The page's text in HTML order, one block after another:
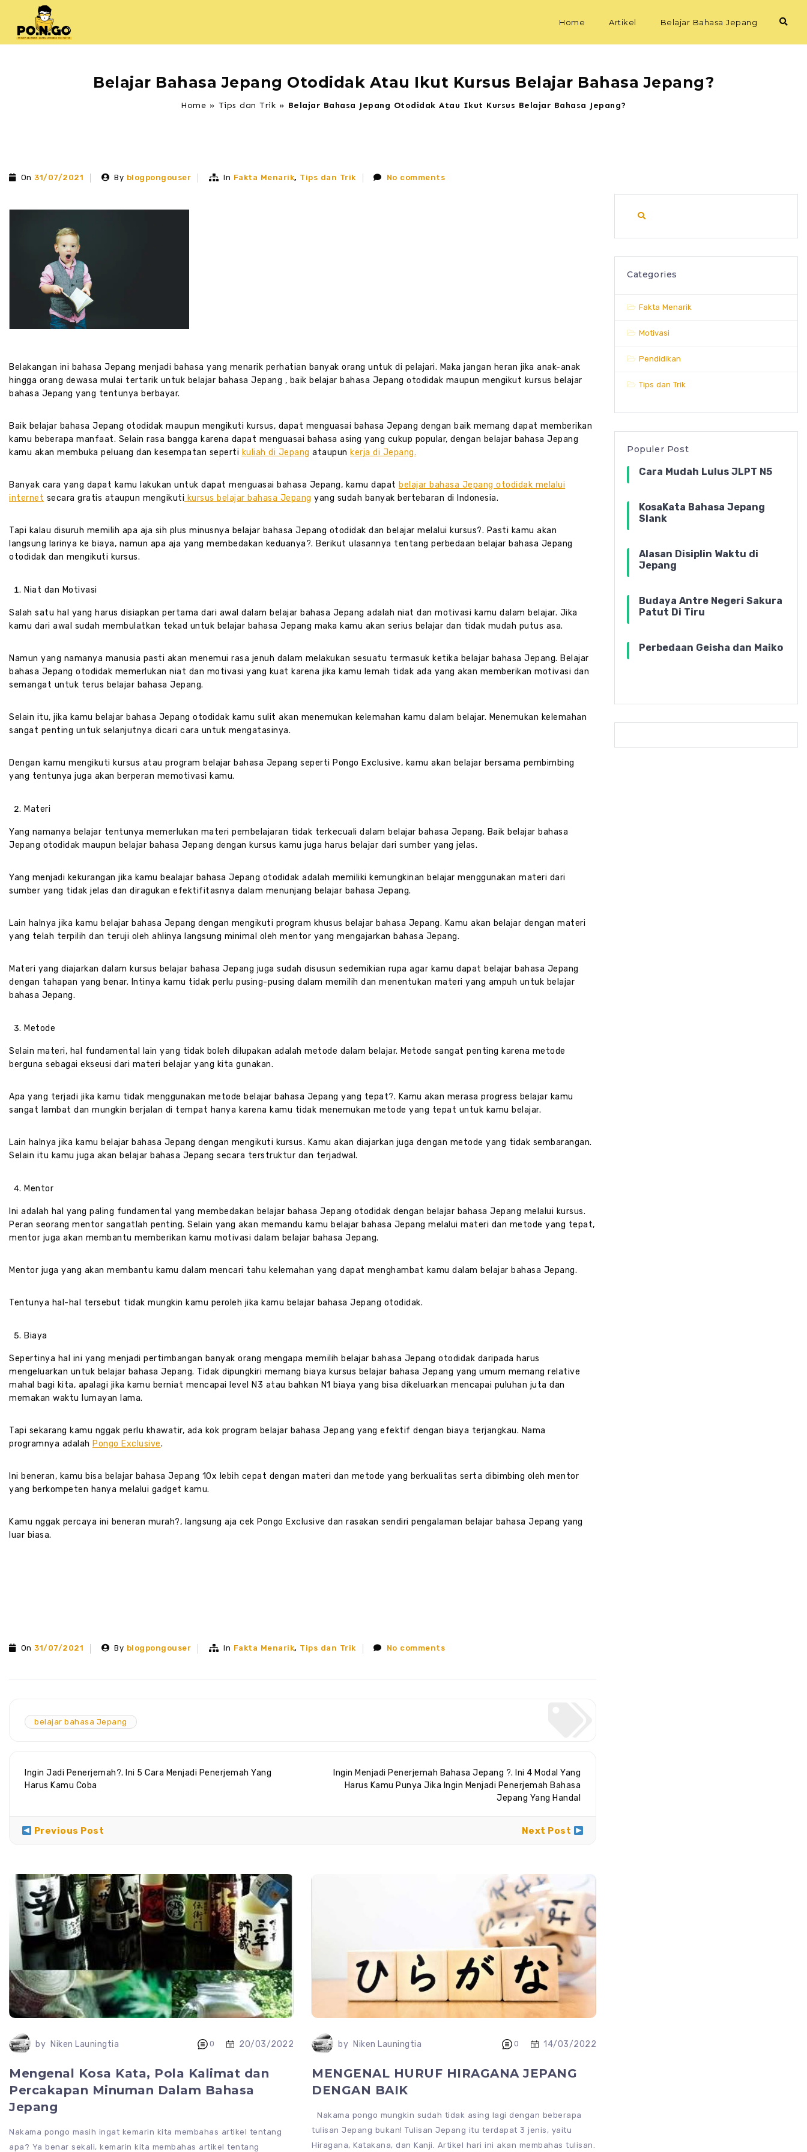
Home Artikel Belajar Bahasa Jepang
Belajar Bahasa Jepang Otodidak Atau Ikut Kursus Belajar Bahasa Jepang?
Home » Tips dan Trik » Belajar Bahasa Jepang Otodidak Atau Ikut Kursus Belajar Bahasa Jepang?
On 31/07/2021 By blogpongouser In Fakta Menarik, Tips dan Trik No comments
Belakangan ini bahasa Jepang menjadi bahasa yang menarik perhatian banyak orang untuk di pelajari. Maka jangan heran jika anak-anak
hingga orang dewasa mulai tertarik untuk belajar bahasa Jepang , baik belajar bahasa Jepang otodidak maupun mengikut kursus belajar
bahasa Jepang yang tentunya berbayar.
Baik belajar bahasa Jepang otodidak maupun mengikuti kursus, dapat menguasai bahasa Jepang dengan baik memang dapat memberikan
kamu beberapa manfaat. Selain rasa bangga karena dapat menguasai bahasa asing yang cukup popular, dengan belajar bahasa Jepang
kamu akan membuka peluang dan kesempatan seperti kuliah di Jepang ataupun kerja di Jepang.
Banyak cara yang dapat kamu lakukan untuk dapat menguasai bahasa Jepang, kamu dapat belajar bahasa Jepang otodidak melalui
internet secara gratis ataupun mengikuti kursus belajar bahasa Jepang yang sudah banyak bertebaran di Indonesia.
Tapi kalau disuruh memilih apa aja sih plus minusnya belajar bahasa Jepang otodidak dan belajar melalui kursus?. Pasti kamu akan
langsung larinya ke biaya, namun apa aja yang membedakan keduanya?. Berikut ulasannya tentang perbedaan belajar bahasa Jepang
otodidak dan mengikuti kursus.
Niat dan Motivasi
Salah satu hal yang harus disiapkan pertama dari awal dalam belajar bahasa Jepang adalah niat dan motivasi kamu dalam belajar. Jika
kamu dari awal sudah membulatkan tekad untuk belajar bahasa Jepang maka kamu akan serius belajar dan tidak mudah putus asa.
Namun yang namanya manusia pasti akan menemui rasa jenuh dalam melakukan sesuatu termasuk ketika belajar bahasa Jepang. Belajar
bahasa Jepang otodidak memerlukan niat dan motivasi yang kuat karena jika kamu lemah tidak ada yang akan memberikan motivasi dan
semangat untuk terus belajar bahasa Jepang.
Selain itu, jika kamu belajar bahasa Jepang otodidak kamu sulit akan menemukan kelemahan kamu dalam belajar. Menemukan kelemahan
sangat penting untuk selanjutnya dicari cara untuk mengatasinya.
Dengan kamu mengikuti kursus atau program belajar bahasa Jepang seperti Pongo Exclusive, kamu akan belajar bersama pembimbing
yang tentunya juga akan berperan memotivasi kamu.
Materi
Yang namanya belajar tentunya memerlukan materi pembelajaran tidak terkecuali dalam belajar bahasa Jepang. Baik belajar bahasa
Jepang otodidak maupun belajar bahasa Jepang dengan kursus kamu juga harus belajar dari sumber yang jelas.
Yang menjadi kekurangan jika kamu bealajar bahasa Jepang otodidak adalah memiliki kemungkinan belajar menggunakan materi dari
sumber yang tidak jelas dan diragukan efektifitasnya dalam menunjang belajar bahasa Jepang.
Lain halnya jika kamu belajar bahasa Jepang dengan mengikuti program khusus belajar bahasa Jepang. Kamu akan belajar dengan materi
yang telah terpilih dan teruji oleh ahlinya langsung minimal oleh mentor yang mengajarkan bahasa Jepang.
Materi yang diajarkan dalam kursus belajar bahasa Jepang juga sudah disusun sedemikian rupa agar kamu dapat belajar bahasa Jepang
dengan tahapan yang benar. Intinya kamu tidak perlu pusing-pusing dalam memilih dan menentukan materi yang ampuh untuk belajar
bahasa Jepang.
Metode
Selain materi, hal fundamental lain yang tidak boleh dilupakan adalah metode dalam belajar. Metode sangat penting karena metode
berguna sebagai ekseusi dari materi belajar yang kita gunakan.
Apa yang terjadi jika kamu tidak menggunakan metode belajar bahasa Jepang yang tepat?. Kamu akan merasa progress belajar kamu
sangat lambat dan mungkin berjalan di tempat hanya karena kamu tidak menemukan metode yang tepat untuk kamu belajar.
Lain halnya jika kamu belajar bahasa Jepang dengan mengikuti kursus. Kamu akan diajarkan juga dengan metode yang tidak sembarangan.
Selain itu kamu juga akan belajar bahasa Jepang secara terstruktur dan terjadwal.
Mentor
Ini adalah hal yang paling fundamental yang membedakan belajar bahasa Jepang otodidak dengan belajar bahasa Jepang melalui kursus.
Peran seorang mentor sangatlah penting. Selain yang akan memandu kamu belajar bahasa Jepang melalui materi dan metode yang tepat,
mentor juga akan membantu memberikan kamu motivasi dalam belajar bahasa Jepang.
Mentor juga yang akan membantu kamu dalam mencari tahu kelemahan yang dapat menghambat kamu dalam belajar bahasa Jepang.
Tentunya hal-hal tersebut tidak mungkin kamu peroleh jika kamu belajar bahasa Jepang otodidak.
Biaya
Sepertinya hal ini yang menjadi pertimbangan banyak orang mengapa memilih belajar bahasa Jepang otodidak daripada harus
mengeluarkan untuk belajar bahasa Jepang. Tidak dipungkiri memang biaya kursus belajar bahasa Jepang yang umum memang relative
mahal bagi kita, apalagi jika kamu berniat mencapai level N3 atau bahkan N1 biaya yang bisa dikeluarkan mencapai puluhan juta dan
memakan waktu lumayan lama.
Tapi sekarang kamu nggak perlu khawatir, ada kok program belajar bahasa Jepang yang efektif dengan biaya terjangkau. Nama
programnya adalah Pongo Exclusive.
Ini beneran, kamu bisa belajar bahasa Jepang 10x lebih cepat dengan materi dan metode yang berkualitas serta dibimbing oleh mentor
yang berkompeten hanya melalui gadget kamu.
Kamu nggak percaya ini beneran murah?, langsung aja cek Pongo Exclusive dan rasakan sendiri pengalaman belajar bahasa Jepang yang
luar biasa.
On 31/07/2021 By blogpongouser In Fakta Menarik, Tips dan Trik No comments
belajar bahasa Jepang
Ingin Jadi Penerjemah?. Ini 5 Cara Menjadi Penerjemah Yang
Harus Kamu Coba
Ingin Menjadi Penerjemah Bahasa Jepang ?. Ini 4 Modal Yang
Harus Kamu Punya Jika Ingin Menjadi Penerjemah Bahasa
Jepang Yang Handal
Previous Post Next Post
by Niken Launingtia 0 20/03/2022
Mengenal Kosa Kata, Pola Kalimat dan
Percakapan Minuman Dalam Bahasa
Jepang
Nakama pongo masih ingat kemarin kita membahas artikel tentang
apa? Ya benar sekali, kemarin kita membahas artikel tentang
by Niken Launingtia 0 14/03/2022
MENGENAL HURUF HIRAGANA JEPANG
DENGAN BAIK
Nakama pongo mungkin sudah tidak asing lagi dengan beberapa
tulisan Jepang bukan! Tulisan Jepang itu terdapat 3 jenis, yaitu
Hiragana, Katakana, dan Kanji. Artikel hari ini akan membahas tulisan.
Categories
Fakta Menarik
Motivasi
Pendidikan
Tips dan Trik
Populer Post
Cara Mudah Lulus JLPT N5
KosaKata Bahasa Jepang
Slank
Alasan Disiplin Waktu di
Jepang
Budaya Antre Negeri Sakura
Patut Di Tiru
Perbedaan Geisha dan Maiko